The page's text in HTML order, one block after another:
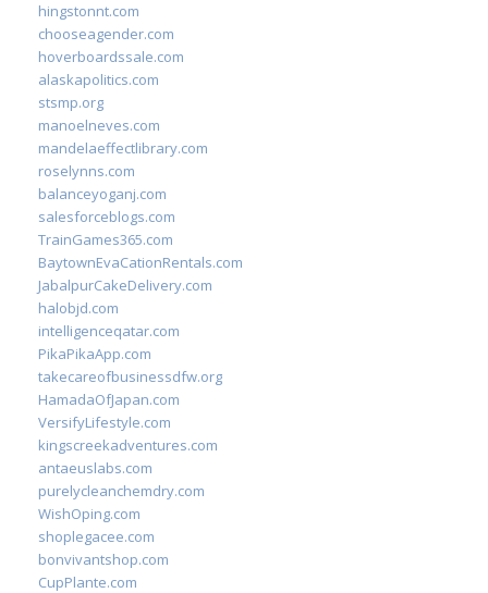
hingstonnt.com
chooseagender.com
hoverboardssale.com
alaskapolitics.com
stsmp.org
manoelneves.com
mandelaeffectlibrary.com
roselynns.com
balanceyoganj.com
salesforceblogs.com
TrainGames365.com
BaytownEvaCationRentals.com
JabalpurCakeDelivery.com
halobjd.com
intelligenceqatar.com
PikaPikaApp.com
takecareofbusinessdfw.org
HamadaOfJapan.com
VersifyLifestyle.com
kingscreekadventures.com
antaeuslabs.com
purelycleanchemdry.com
WishOping.com
shoplegacee.com
bonvivantshop.com
CupPlante.com